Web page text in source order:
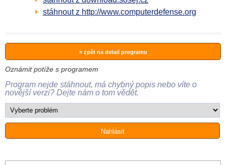
stáhnout z http://www.computerdefense.org
» zpět na detail programu
Oznámit potíže s programem
Program nejde stáhnout, má chybný popis nebo víte o
novější verzi? Dejte nám o tom vědět.